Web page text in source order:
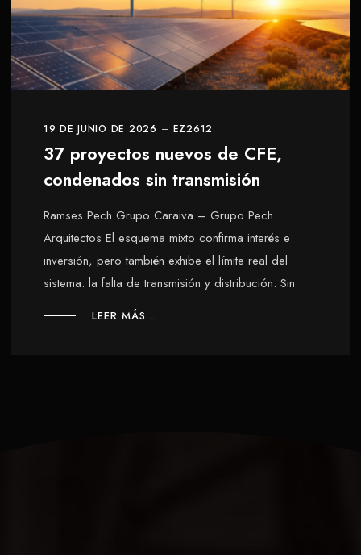
19 DE JUNIO DE 2026 EZ2612
37 proyectos nuevos de CFE,
condenados sin transmisión
Ramses Pech Grupo Caraiva – Grupo Pech
Arquitectos El esquema mixto confirma interés e
inversión, pero también exhibe el límite real del
sistema: la falta de transmisión y distribución. Sin
LEER MÁS...